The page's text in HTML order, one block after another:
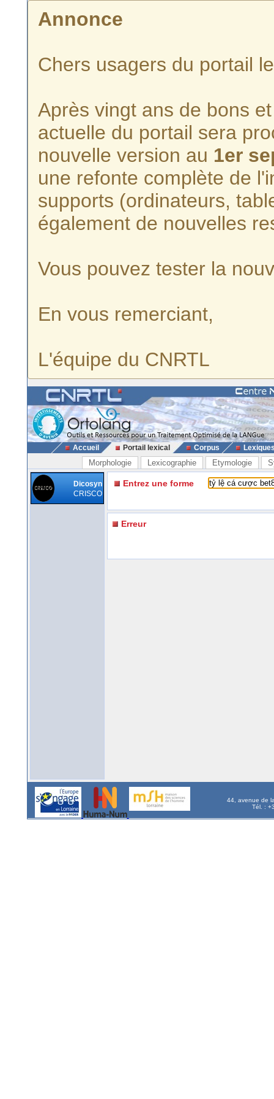
Annonce
Chers usagers du portail
Après vingt ans de bons
actuelle du portail sera
nouvelle version au 1er
une refonte complète de
supports (ordinateurs,
également de nouvelles
Vous pouvez tester la
En vous remerciant,
L'équipe du CNRTL
Accueil Portail lexical Corpus
Morphologie Lexicographie Etymologie
Dicosyn
CRISCO
Entrez une forme
Erreur
44, avenue de
Tél. :